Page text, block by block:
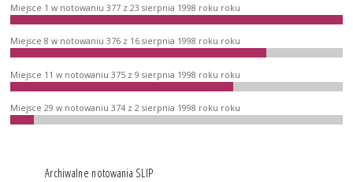
Miejsce 1 w notowaniu 377 z 23 sierpnia 1998 roku roku
Miejsce 8 w notowaniu 376 z 16 sierpnia 1998 roku roku
Miejsce 11 w notowaniu 375 z 9 sierpnia 1998 roku roku
Miejsce 29 w notowaniu 374 z 2 sierpnia 1998 roku roku
Archiwalne notowania SLIP